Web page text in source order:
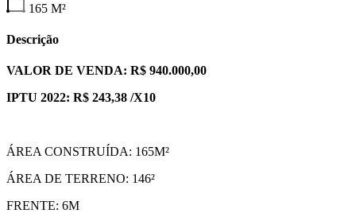
165 M²
Descrição
VALOR DE VENDA: R$ 940.000,00
IPTU 2022: R$ 243,38 /X10
ÁREA CONSTRUÍDA: 165M²
ÁREA DE TERRENO: 146²
FRENTE: 6M